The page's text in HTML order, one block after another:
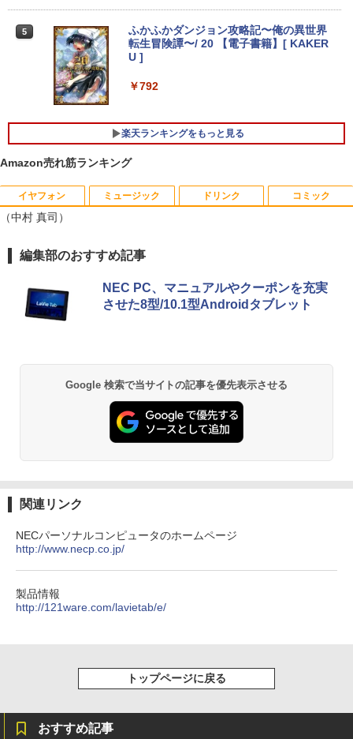
￥27,800
【1500円OFFクーポン】【WEBカメラ
ンチ SSD512GB メモリ16GB Corei5 第
ン PC パソコン 中古ノートPC 中古PC 最
大SSD1TB メモリ32GB 中古パソコン フ
ルHD
￥24,800
パソコン テンキー/DVD/WEBカメラ内蔵
GB 新品SSD256GB 東芝 NEC有名メー
カー15.6型 DVD内蔵 15.6インチ HDMI P
olaris Office搭載 最新MicrosoftOffice2
0Hz/5ms/HDMI/DP/USB Type-C/VESA/5
年保証・無輝点保証)(ホワイト) LCD-C2
42SDW
￥25,977
5
Philips｜フィリップス 液晶ディスプレ
イ(23.8型/IPS/WQHD 2560×1440/75Hz/1
5
ふかふかダンジョン攻略記〜俺の異世界
転生冒険譚〜/ 20 【電子書籍】[ KAKER
U ]
￥792
楽天ランキングをもっと見る
Amazon売れ筋ランキング
イヤフォン
Anker Soundcore P40i オフホワイト
￥7,990
￥5,990
ラック
【2026年アップグレード版】AOKIMI ワイヤ
セリング 自動ペアリング Type-C充電 マイク
ミュージック
BRUCE WAYNE feat. Flo Milli, ATL Jacob
[Explicit]
￥250
[Explicit]
On My Road (Stadium ver.)
￥250
ドリンク
【Amazon.co.jp限定】 い・ろ・は・す 2L P
ET ラベルレス ×8本
￥1,112
富士山の天然水 バナジウム含有 水 ミネラル
ウォーター ペットボトル 静岡県産 500ミリリ
ットル (Smart Basic)
￥1,380
コカ・コーラ やかんの麦茶 from 爽健美茶 ラ
ベルレス 650mlPET×24本
コミック
薬屋のひとりごと 17巻 (デジタル版ビッグガ
ンガンコミックス)
￥770
エース)
クスDIGITAL)
HUNTER×HUNTER モノクロ版 39 (ジャンプ
￥810
（中村 真司）
編集部のおすすめ記事
NEC PC、マニュアルやクーポンを充実
させた8型/10.1型Androidタブレット
Google 検索で当サイトの記事を優先表示させる
関連リンク
NECパーソナルコンピュータのホームページ
http://www.necp.co.jp/
製品情報
http://121ware.com/lavietab/e/
トップページに戻る
おすすめ記事